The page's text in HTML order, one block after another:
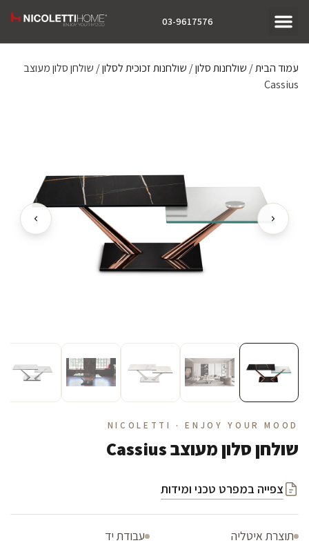
03-9617576
עמוד הבית/ שולחנות סלון/ שולחנות זכוכית לסלון/ שולחן סלון מעוצב
Cassius
NICOLETTI · ENJOY YOUR MOOD
שולחן סלון מעוצב Cassius
צפייה במפרט טכני ומידות
תוצרת איטליה
עבודת יד